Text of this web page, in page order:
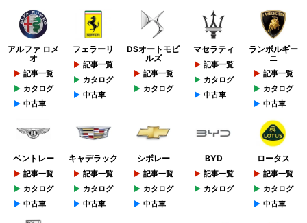
アルファ ロメ
オ
記事一覧
カタログ
中古車
フェラーリ
記事一覧
カタログ
中古車
DSオートモビ
ルズ
記事一覧
カタログ
マセラティ
記事一覧
カタログ
中古車
ランボルギー
ニ
記事一覧
カタログ
中古車
ベントレー
記事一覧
カタログ
中古車
キャデラック
記事一覧
カタログ
中古車
シボレー
記事一覧
カタログ
中古車
BYD
記事一覧
カタログ
ロータス
記事一覧
カタログ
中古車